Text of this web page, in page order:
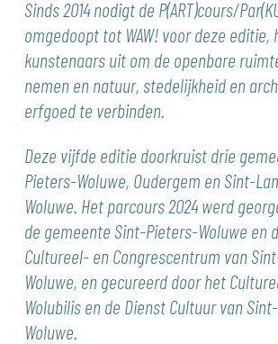
Sinds 2014 nodigt de P(ART)cours/
omgedoopt tot WAW! voor deze editie,
kunstenaars uit om de openbare
nemen en natuur, stedelijkheid en
erfgoed te verbinden.
Deze vijfde editie doorkruist drie
Pieters-Woluwe, Oudergem en Sint-
Woluwe. Het parcours 2024 werd
de gemeente Sint-Pieters-Woluwe en
Cultureel- en Congrescentrum van
Woluwe, en gecureerd door het
Wolubilis en de Dienst Cultuur van
Woluwe.